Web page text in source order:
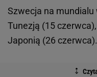
Szwecja na
Tunezją (15
Japonią (26 czerwca).